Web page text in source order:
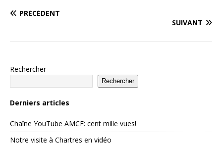
PRÉCÉDENT
SUIVANT
Rechercher
Rechercher
Derniers articles
Chaîne YouTube AMCF: cent mille vues!
Notre visite à Chartres en vidéo